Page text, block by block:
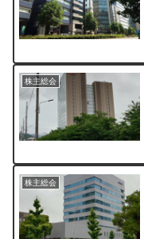
株主総会
株主総会